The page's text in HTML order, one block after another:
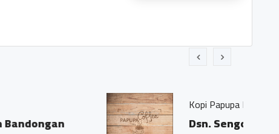
3 Ds. Trasan Kec. Bandongan